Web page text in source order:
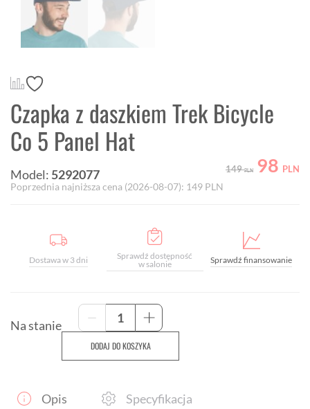
Czapka z daszkiem Trek Bicycle
Co 5 Panel Hat
Model: 5292077 149PLN 98 PLN
Poprzednia najniższa cena (2026-08-07): 149 PLN
Dostawa w 3 dni
Sprawdź dostępność
w salonie
Sprawdź finansowanie
Na stanie -
ilość
Czapka
daszkiem
Trek
Co
+
DODAJ DO KOSZYKA
Opis Specyfikacja